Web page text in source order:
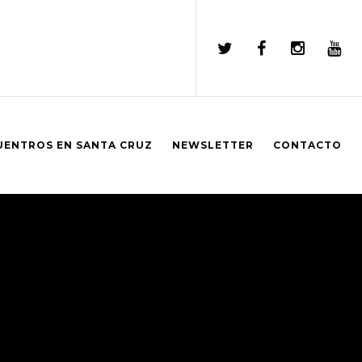
EN SANTA CRUZ NEWSLETTER CONTACTO